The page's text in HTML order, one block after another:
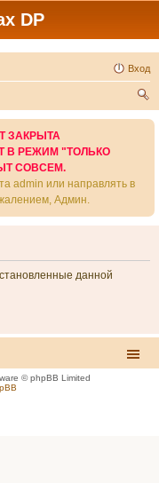
DP
Вход
ЗАКРЫТА
В РЕЖИМ "ТОЛЬКО
СОВСЕМ.
admin или направлять в
Админ.
данной
© phpBB Limited